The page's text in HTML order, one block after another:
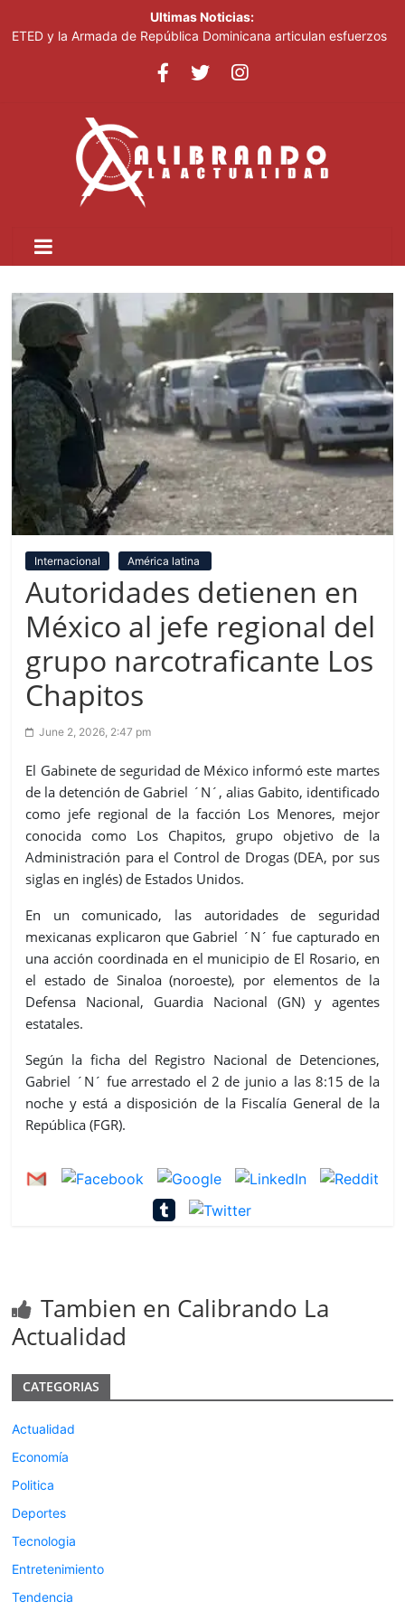
Ultimas Noticias:
ETED y la Armada de República Dominicana articulan esfuerzos
y fortalecimiento de capacidades
Ricardo de los Santos asegura el PRM saldrá fortalecido del
proceso interno para escoger nuevas autoridades
SNS fortalece atención materno-infantil y neonatal con nuevas
estrategias y avances en la Red Pública de Salud
Internacional América latina
Autoridades detienen en
México al jefe regional del
grupo narcotraficante Los
Chapitos
June 2, 2026, 2:47 pm
El Gabinete de seguridad de México informó este martes
de la detención de Gabriel ´N´, alias Gabito, identificado
como jefe regional de la facción Los Menores, mejor
conocida como Los Chapitos, grupo objetivo de la
Administración para el Control de Drogas (DEA, por sus
siglas en inglés) de Estados Unidos.
En un comunicado, las autoridades de seguridad
mexicanas explicaron que Gabriel ´N´ fue capturado en
una acción coordinada en el municipio de El Rosario, en
el estado de Sinaloa (noroeste), por elementos de la
Defensa Nacional, Guardia Nacional (GN) y agentes
estatales.
Según la ficha del Registro Nacional de Detenciones,
Gabriel ´N´ fue arrestado el 2 de junio a las 8:15 de la
noche y está a disposición de la Fiscalía General de la
República (FGR).
Tambien en Calibrando La
Actualidad
CATEGORIAS
Actualidad
Economía
Politica
Deportes
Tecnologia
Entretenimiento
Tendencia